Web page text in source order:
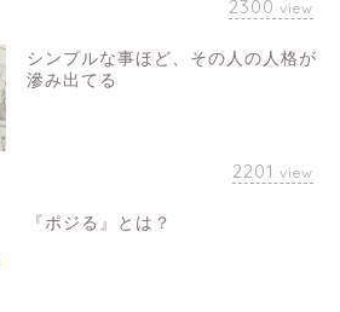
2300 view
シンプルな事ほど、その人の人格が
滲み出てる
2201 view
『ポジる』とは？